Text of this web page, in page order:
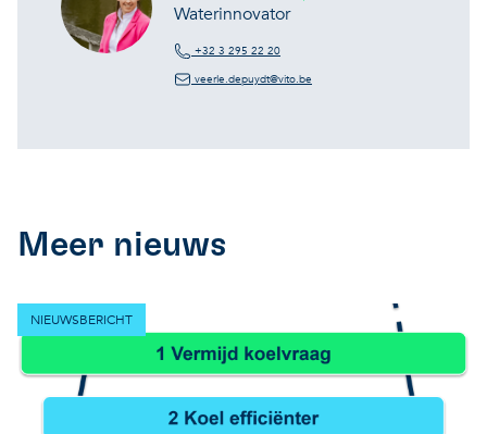
Waterinnovator
+32 3 295 22 20
veerle.depuydt@vito.be
Meer nieuws
NIEUWSBERICHT